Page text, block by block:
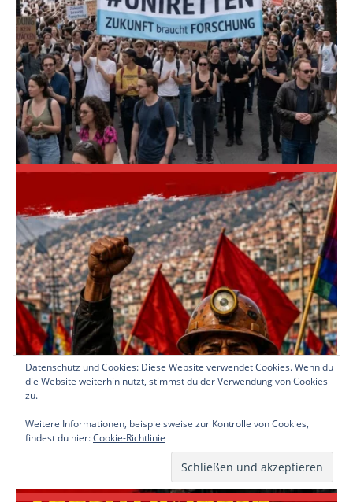
Datenschutz und Cookies: Diese Website verwendet Cookies. Wenn du
die Website weiterhin nutzt, stimmst du der Verwendung von Cookies
zu.
Weitere Informationen, beispielsweise zur Kontrolle von Cookies,
findest du hier:Cookie-Richtlinie